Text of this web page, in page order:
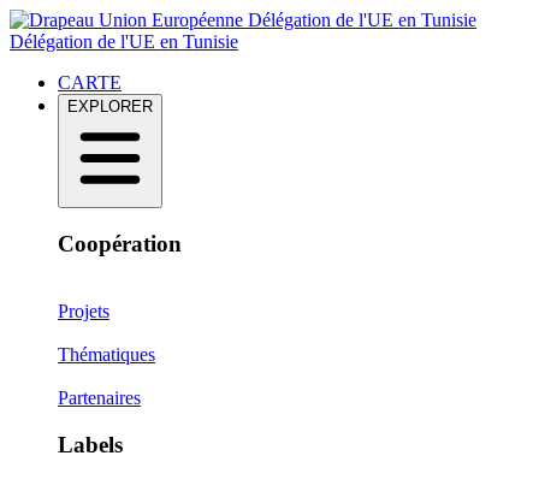
Délégation de l'UE en Tunisie
Délégation de l'UE en Tunisie
CARTE
EXPLORER
Coopération
Projets
Thématiques
Partenaires
Labels